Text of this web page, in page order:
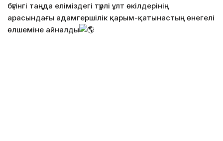
бүгінгі таңда еліміздегі түрлі ұлт өкілдерінің
арасындағы адамгершілік қарым-қатынастың өнегелі
өлшеміне айналды